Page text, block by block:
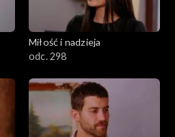
Miłość i nadzieja
odc. 298